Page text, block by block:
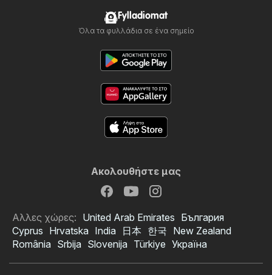
Fylladiomat
Όλα τα φυλλάδια σε ένα σημείο
Ακολουθήστε μας
Αλλες χώρες: United Arab Emirates България
Cyprus Hrvatska India 日本 한국 New Zealand
România Srbija Slovenija Türkiye Україна